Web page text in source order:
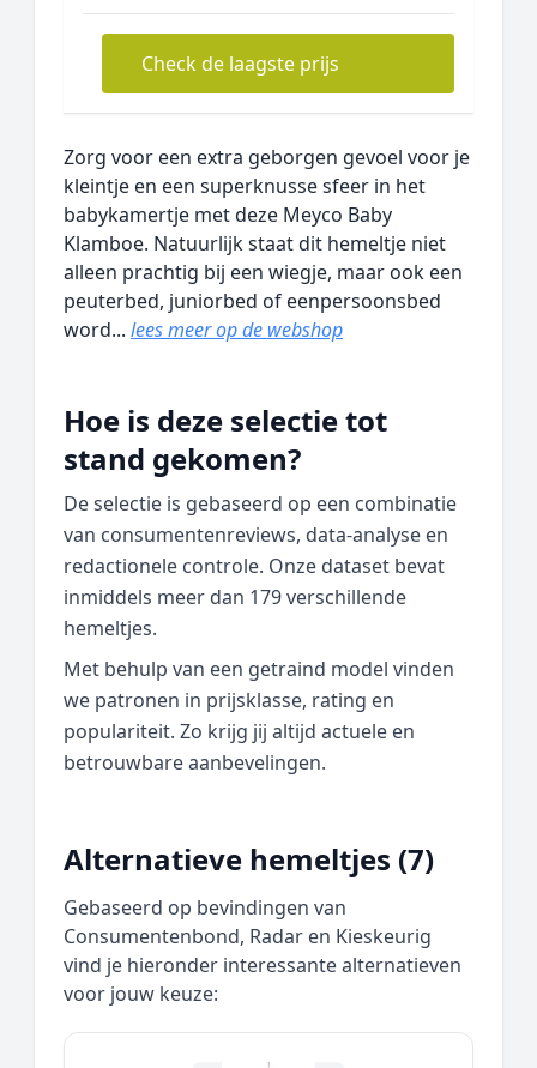
Check de laagste prijs
Zorg voor een extra geborgen gevoel voor je
kleintje en een superknusse sfeer in het
babykamertje met deze Meyco Baby
Klamboe. Natuurlijk staat dit hemeltje niet
alleen prachtig bij een wiegje, maar ook een
peuterbed, juniorbed of eenpersoonsbed
word... lees meer op de webshop
Hoe is deze selectie tot
stand gekomen?
De selectie is gebaseerd op een combinatie
van consumentenreviews, data‑analyse en
redactionele controle. Onze dataset bevat
inmiddels meer dan 179 verschillende
hemeltjes.
Met behulp van een getraind model vinden
we patronen in prijsklasse, rating en
populariteit. Zo krijg jij altijd actuele en
betrouwbare aanbevelingen.
Alternatieve hemeltjes (7)
Gebaseerd op bevindingen van
Consumentenbond, Radar en Kieskeurig
vind je hieronder interessante alternatieven
voor jouw keuze: